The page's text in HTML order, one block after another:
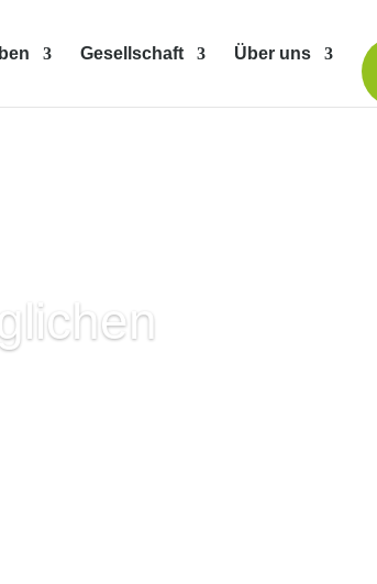
Gesellschaft Über uns